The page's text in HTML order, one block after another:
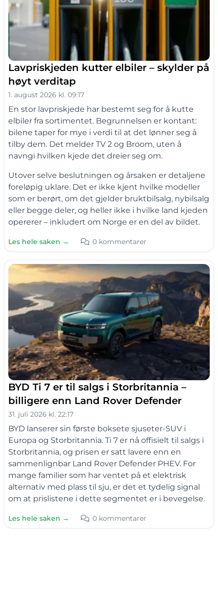
Lavpriskjeden kutter elbiler – skylder på
høyt verditap
1. august 2026 kl. 09:17
En stor lavpriskjede har bestemt seg for å kutte
elbiler fra sortimentet. Begrunnelsen er kontant:
bilene taper for mye i verdi til at det lønner seg å
tilby dem. Det melder TV 2 og Broom, uten å
navngi hvilken kjede det dreier seg om.
Utover selve beslutningen og årsaken er detaljene
foreløpig uklare. Det er ikke kjent hvilke modeller
som er berørt, om det gjelder bruktbilsalg, nybilsalg
eller begge deler, og heller ikke i hvilke land kjeden
opererer – inkludert om Norge er en del av bildet.
Les hele saken → 0 kommentarer
BYD Ti 7 er til salgs i Storbritannia –
billigere enn Land Rover Defender
31. juli 2026 kl. 22:17
BYD lanserer sin første boksete sjuseter-SUV i
Europa og Storbritannia. Ti 7 er nå offisielt til salgs i
Storbritannia, og prisen er satt lavere enn en
sammenlignbar Land Rover Defender PHEV. For
mange familier som har ventet på et elektrisk
alternativ med plass til sju, er det et tydelig signal
om at prislistene i dette segmentet er i bevegelse.
Les hele saken → 0 kommentarer